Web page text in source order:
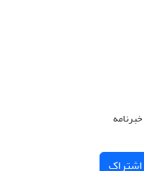
اشتراک